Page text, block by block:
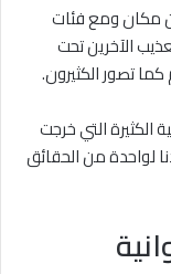
مكان ومع فئات
الآخرين تحت
تصور الكثيرون.
الكثيرة التي خرجت
لواحدة من الحقائق